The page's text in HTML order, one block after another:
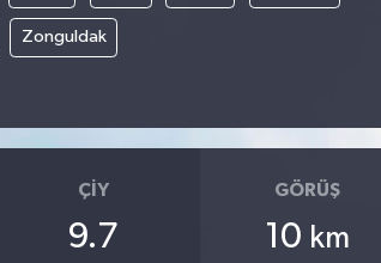
Zonguldak
ÇIY
9.7
GÖRÜŞ
10 km